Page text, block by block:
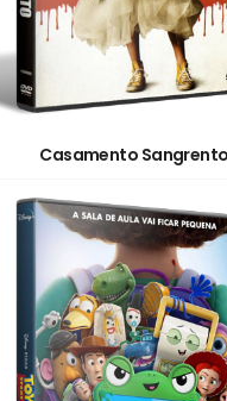
Casamento Sangrento